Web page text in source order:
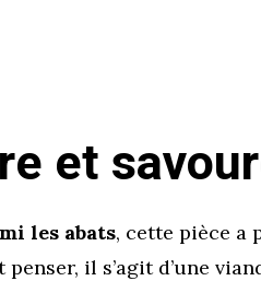
et
les abats, cette pièce
il s’agit d’une